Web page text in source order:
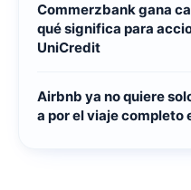
Commerzbank gana
qué significa para
UniCredit
Airbnb ya no quiere
a por el viaje completo